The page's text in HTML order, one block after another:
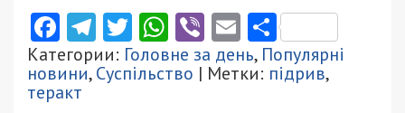
Facebook
Telegram
Twitter
WhatsApp
ViberEmail
Категории: Головне за день, Популярні
новини,Суспільство | Метки: підрив,
теракт